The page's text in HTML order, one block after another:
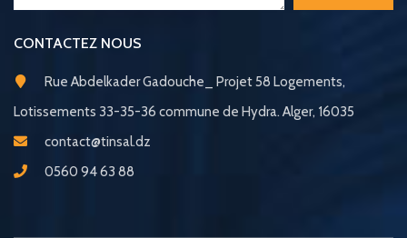
CONTACTEZ NOUS
Rue Abdelkader Gadouche_ Projet 58 Logements,
Lotissements 33-35-36 commune de Hydra. Alger, 16035
contact@tinsal.dz
0560 94 63 88